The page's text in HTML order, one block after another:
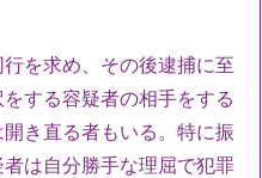
を求め、その後逮捕に至
する容疑者の相手をする
き直る者もいる。特に振
は自分勝手な理屈で犯罪